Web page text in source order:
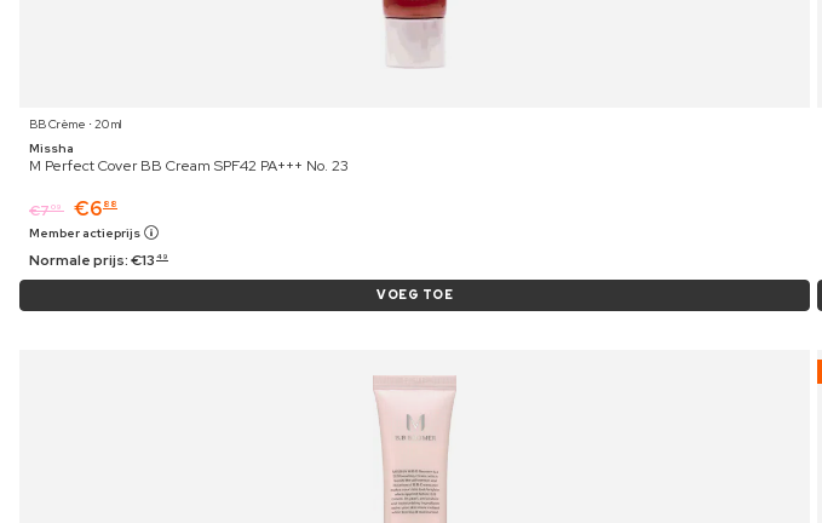
BB Crème ⋅ 20 ml
Missha
M Perfect Cover BB Cream SPF42 PA+++ No. 23
€709 €6 88
Member actieprijs
Normale prijs:€13 49
VOEG TOE